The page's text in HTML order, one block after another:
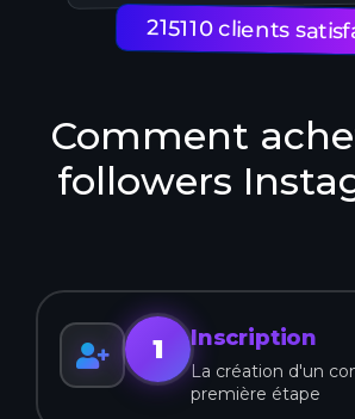
215110 clients
Comment
followers
1 Inscription
La création d'un
première étape